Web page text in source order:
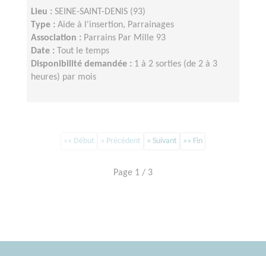
Lieu : SEINE-SAINT-DENIS (93)
Type : Aide à l'insertion, Parrainages
Association : Parrains Par Mille 93
Date :
Tout le temps
Disponibilité demandée : 1 à 2 sorties (de 2 à 3
heures) par mois
«« Début « Précédent » Suivant »» Fin
Page 1 / 3